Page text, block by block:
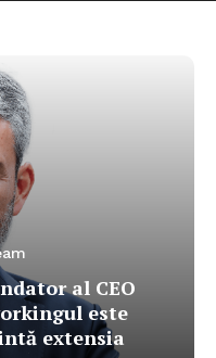
al CEO
este
extensia